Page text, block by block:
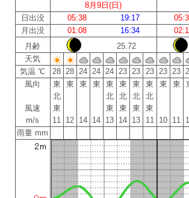
8月9日(日)
日出没
05:38 19:17
月出没
01:08 16:34
月齢
25.72
天気
気温 ℃
28 28 24 24 24 23 23 23 23 23
風向
風速
m/s
東
北
東
11
東
12
東
14
東
14
東
北
東
13
東
北
東
14
東
北
東
13
東
北
東
11
東
10
東
11
雨量 mm